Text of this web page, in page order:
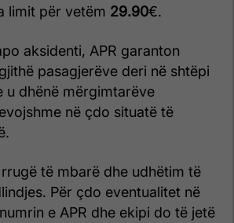
limit për vetëm 29.90€.
aksidenti, APR garanton
pasagjerëve deri në shtëpi
u dhënë mërgimtarëve
në çdo situatë të
të mbarë dhe udhëtim të
Për çdo eventualitet në
e APR dhe ekipi do të jetë